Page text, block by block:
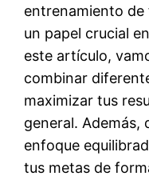
entrenamiento de
un papel crucial
este artículo,
combinar
maximizar tus
general. Además,
enfoque
tus metas de